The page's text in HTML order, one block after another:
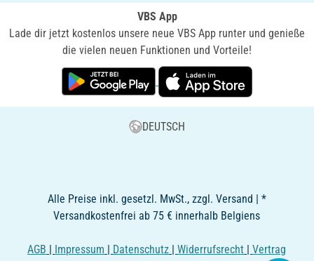
VBS App
Lade dir jetzt kostenlos unsere neue VBS App runter und genieße
die vielen neuen Funktionen und Vorteile!
DEUTSCH
Alle Preise inkl. gesetzl. MwSt., zzgl. Versand | *
Versandkostenfrei ab 75 € innerhalb Belgiens
AGB | Impressum | Datenschutz |Widerrufsrecht |Vertrag